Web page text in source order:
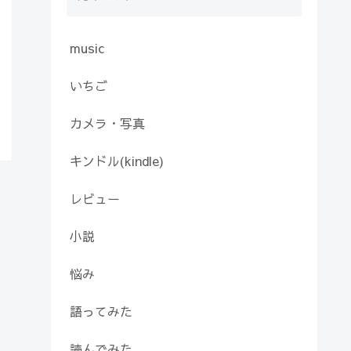
music
いちご
カメラ・写真
キンドル(kindle)
レビュー
小説
悩み
語ってみた